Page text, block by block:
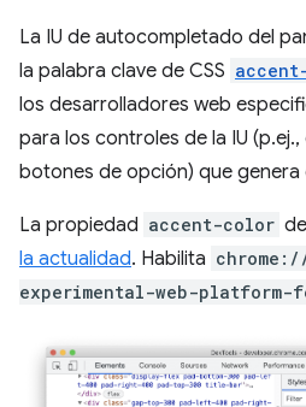
La IU de autocompletado del
la palabra clave de CSS
los desarrolladores web
para los controles de la IU
botones de opción) que genera
La propiedad accent-color
la actualidad. Habilita
experimental-web-platform-